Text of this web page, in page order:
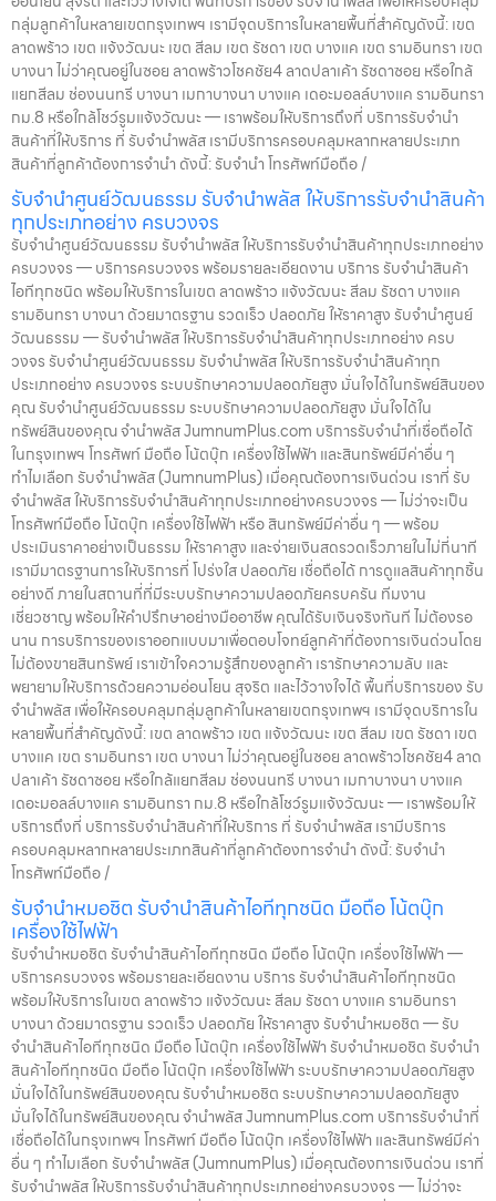
กลุ่มลูกค้าในหลายเขตกรุงเทพฯ เรามีจุดบริการในหลายพื้นที่สำคัญดังนี้: เขต
ลาดพร้าว เขต แจ้งวัฒนะ เขต สีลม เขต รัชดา เขต บางแค เขต รามอินทรา เขต
บางนา ไม่ว่าคุณอยู่ในซอย ลาดพร้าวโชคชัย4 ลาดปลาเค้า รัชดาซอย หรือใกล้
แยกสีลม ช่องนนทรี บางนา เมกาบางนา บางแค เดอะมอลล์บางแค รามอินทรา
กม.8 หรือใกล้โชว์รูมแจ้งวัฒนะ — เราพร้อมให้บริการถึงที่ บริการรับจำนำ
สินค้าที่ให้บริการ ที่ รับจำนำพลัส เรามีบริการครอบคลุมหลากหลายประเภท
สินค้าที่ลูกค้าต้องการจำนำ ดังนี้: รับจำนำ โทรศัพท์มือถือ /
รับจำนำศูนย์วัฒนธรรม รับจำนำพลัส ให้บริการรับจำนำสินค้า
ทุกประเภทอย่าง ครบวงจร
รับจำนำศูนย์วัฒนธรรม รับจำนำพลัส ให้บริการรับจำนำสินค้าทุกประเภทอย่าง
ครบวงจร — บริการครบวงจร พร้อมรายละเอียดงาน บริการ รับจำนำสินค้า
ไอทีทุกชนิด พร้อมให้บริการในเขต ลาดพร้าว แจ้งวัฒนะ สีลม รัชดา บางแค
รามอินทรา บางนา ด้วยมาตรฐาน รวดเร็ว ปลอดภัย ให้ราคาสูง รับจำนำศูนย์
วัฒนธรรม — รับจำนำพลัส ให้บริการรับจำนำสินค้าทุกประเภทอย่าง ครบ
วงจร รับจำนำศูนย์วัฒนธรรม รับจำนำพลัส ให้บริการรับจำนำสินค้าทุก
ประเภทอย่าง ครบวงจร ระบบรักษาความปลอดภัยสูง มั่นใจได้ในทรัพย์สินของ
คุณ รับจำนำศูนย์วัฒนธรรม ระบบรักษาความปลอดภัยสูง มั่นใจได้ใน
ทรัพย์สินของคุณ จำนำพลัส JumnumPlus.com บริการรับจำนำที่เชื่อถือได้
ในกรุงเทพฯ โทรศัพท์ มือถือ โน้ตบุ๊ก เครื่องใช้ไฟฟ้า และสินทรัพย์มีค่าอื่น ๆ
ทำไมเลือก รับจำนำพลัส (JumnumPlus) เมื่อคุณต้องการเงินด่วน เราที่ รับ
จำนำพลัส ให้บริการรับจำนำสินค้าทุกประเภทอย่างครบวงจร — ไม่ว่าจะเป็น
โทรศัพท์มือถือ โน้ตบุ๊ก เครื่องใช้ไฟฟ้า หรือ สินทรัพย์มีค่าอื่น ๆ — พร้อม
ประเมินราคาอย่างเป็นธรรม ให้ราคาสูง และจ่ายเงินสดรวดเร็วภายในไม่กี่นาที
เรามีมาตรฐานการให้บริการที่ โปร่งใส ปลอดภัย เชื่อถือได้ การดูแลสินค้าทุกชิ้น
อย่างดี ภายในสถานที่ที่มีระบบรักษาความปลอดภัยครบครัน ทีมงาน
เชี่ยวชาญ พร้อมให้คำปรึกษาอย่างมืออาชีพ คุณได้รับเงินจริงทันที ไม่ต้องรอ
นาน การบริการของเราออกแบบมาเพื่อตอบโจทย์ลูกค้าที่ต้องการเงินด่วนโดย
ไม่ต้องขายสินทรัพย์ เราเข้าใจความรู้สึกของลูกค้า เรารักษาความลับ และ
พยายามให้บริการด้วยความอ่อนโยน สุจริต และไว้วางใจได้ พื้นที่บริการของ รับ
จำนำพลัส เพื่อให้ครอบคลุมกลุ่มลูกค้าในหลายเขตกรุงเทพฯ เรามีจุดบริการใน
หลายพื้นที่สำคัญดังนี้: เขต ลาดพร้าว เขต แจ้งวัฒนะ เขต สีลม เขต รัชดา เขต
บางแค เขต รามอินทรา เขต บางนา ไม่ว่าคุณอยู่ในซอย ลาดพร้าวโชคชัย4 ลาด
ปลาเค้า รัชดาซอย หรือใกล้แยกสีลม ช่องนนทรี บางนา เมกาบางนา บางแค
เดอะมอลล์บางแค รามอินทรา กม.8 หรือใกล้โชว์รูมแจ้งวัฒนะ — เราพร้อมให้
บริการถึงที่ บริการรับจำนำสินค้าที่ให้บริการ ที่ รับจำนำพลัส เรามีบริการ
ครอบคลุมหลากหลายประเภทสินค้าที่ลูกค้าต้องการจำนำ ดังนี้: รับจำนำ
โทรศัพท์มือถือ /
รับจำนำหมอชิต รับจำนำสินค้าไอทีทุกชนิด มือถือ โน้ตบุ๊ก
เครื่องใช้ไฟฟ้า
รับจำนำหมอชิต รับจำนำสินค้าไอทีทุกชนิด มือถือ โน้ตบุ๊ก เครื่องใช้ไฟฟ้า —
บริการครบวงจร พร้อมรายละเอียดงาน บริการ รับจำนำสินค้าไอทีทุกชนิด
พร้อมให้บริการในเขต ลาดพร้าว แจ้งวัฒนะ สีลม รัชดา บางแค รามอินทรา
บางนา ด้วยมาตรฐาน รวดเร็ว ปลอดภัย ให้ราคาสูง รับจำนำหมอชิต — รับ
จำนำสินค้าไอทีทุกชนิด มือถือ โน้ตบุ๊ก เครื่องใช้ไฟฟ้า รับจำนำหมอชิต รับจำนำ
สินค้าไอทีทุกชนิด มือถือ โน้ตบุ๊ก เครื่องใช้ไฟฟ้า ระบบรักษาความปลอดภัยสูง
มั่นใจได้ในทรัพย์สินของคุณ รับจำนำหมอชิต ระบบรักษาความปลอดภัยสูง
มั่นใจได้ในทรัพย์สินของคุณ จำนำพลัส JumnumPlus.com บริการรับจำนำที่
เชื่อถือได้ในกรุงเทพฯ โทรศัพท์ มือถือ โน้ตบุ๊ก เครื่องใช้ไฟฟ้า และสินทรัพย์มีค่า
อื่น ๆ ทำไมเลือก รับจำนำพลัส (JumnumPlus) เมื่อคุณต้องการเงินด่วน เราที่
รับจำนำพลัส ให้บริการรับจำนำสินค้าทุกประเภทอย่างครบวงจร — ไม่ว่าจะ